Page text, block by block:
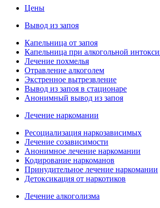
Цены
Вывод из запоя
Капельница от запоя
Капельница при алкогольной
Лечение похмелья
Отравление алкоголем
Экстренное вытрезвление
Вывод из запоя в стационаре
Анонимный вывод из запоя
Лечение наркомании
Ресоциализация наркозависимых
Лечение созависимости
Анонимное лечение наркомании
Кодирование наркоманов
Принудительное лечение наркомании
Детоксикация от наркотиков
Лечение алкоголизма